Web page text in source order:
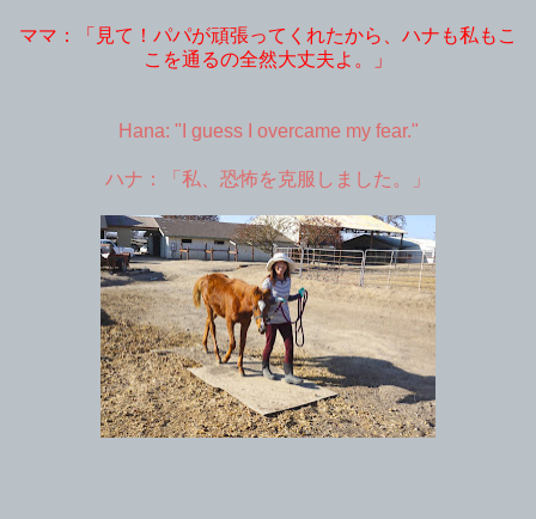
ママ：「見て！パパが頑張ってくれたから、ハナも私もこ
こを通るの全然大丈夫よ。」
Hana: "I guess I overcame my fear."
ハナ：「私、恐怖を克服しました。」